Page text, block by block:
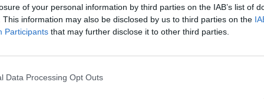
of your personal information by third parties on the IAB’s list of
This information may also be disclosed by us to third parties on the
Participants that may further disclose it to other third parties.
Data Processing Opt Outs
Ιωάννινα: Σοκ με 62χρονη – Βρέθηκε νεκρή με
τραύματα από καραμπίνα – rpn
ΕΙΔΗΣΕΙΣ 16 Αυγούστου, 2024
Ως ανθρωποκτονία αντιμετωπίζει η Ασφάλεια